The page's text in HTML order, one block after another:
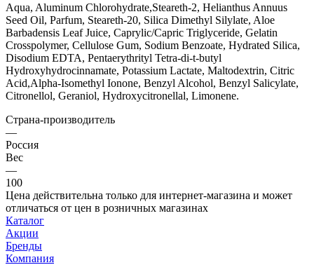
Aqua, Aluminum Chlorohydrate,Steareth-2, Helianthus Annuus
Seed Oil, Parfum, Steareth-20, Silica Dimethyl Silylate, Aloe
Barbadensis Leaf Juice, Caprylic/Capric Triglyceride, Gelatin
Crosspolymer, Cellulose Gum, Sodium Benzoate, Hydrated Silica,
Disodium EDTA, Pentaerythrityl Tetra-di-t-butyl
Hydroxyhydrocinnamate, Potassium Lactate, Maltodextrin, Citric
Acid,Alpha-Isomethyl Ionone, Benzyl Alcohol, Benzyl Salicylate,
Citronellol, Geraniol, Hydroxycitronellal, Limonene.
Страна-производитель
—
Россия
Вес
—
100
Цена действительна только для интернет-магазина и может
отличаться от цен в розничных магазинах
Каталог
Акции
Бренды
Компания